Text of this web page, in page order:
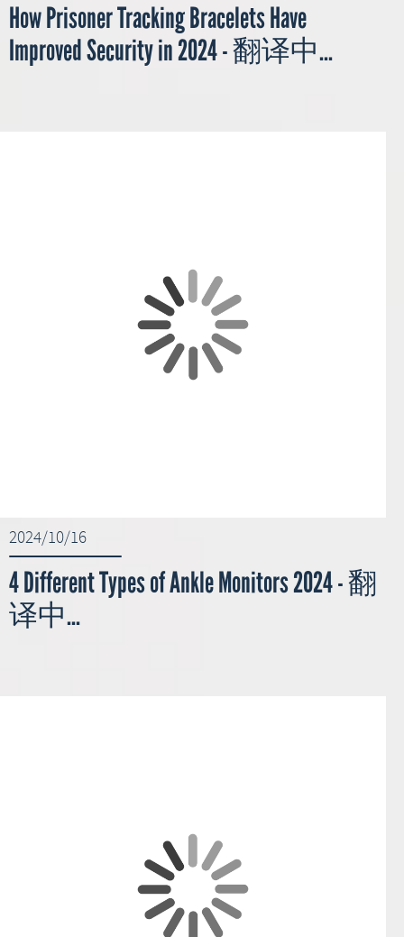
How Prisoner Tracking Bracelets Have
Improved Security in 2024 - 翻译中...
2024/10/16
4 Different Types of Ankle Monitors 2024 - 翻
译中...